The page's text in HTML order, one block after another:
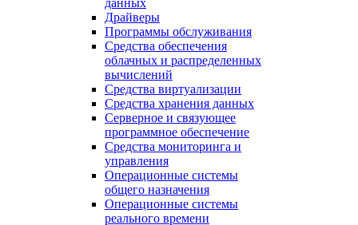
данных
Драйверы
Программы обслуживания
Средства обеспечения
облачных и распределенных
вычислений
Средства виртуализации
Средства хранения данных
Серверное и связующее
программное обеспечение
Средства мониторинга и
управления
Операционные системы
общего назначения
Операционные системы
реального времени